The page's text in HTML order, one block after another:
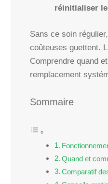
réinitialiser
Sans ce soin
coûteuses guettent.
Comprendre quand
remplacement
Sommaire
Quand et
Comparatif